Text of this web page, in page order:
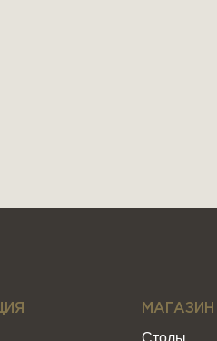
МАГАЗИН
Столы